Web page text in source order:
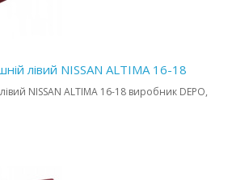
лівий NISSAN ALTIMA 16-18
NISSAN ALTIMA 16-18 виробник DEPO,